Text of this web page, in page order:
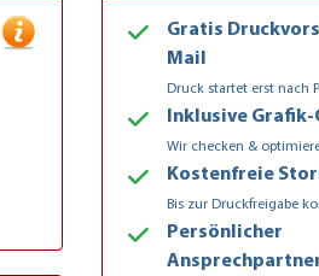
Gratis
Mail
Druck startet erst nach
Inklusive Grafik-
Wir checken &
Kostenfreie
Bis zur Druckfreigabe
Persönlicher